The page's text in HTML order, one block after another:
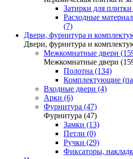
Затирки для
Расходные
(7)
Двери, фурнитура и
Двери, фурнитура и
Межкомнатные двери
Межкомнатные двери
Полотна (134)
Комплектующие
Входные двери (4)
Арки (6)
Фурнитура (47)
Фурнитура (47)
Замки (13)
Петли (0)
Ручки (29)
Фиксаторы,